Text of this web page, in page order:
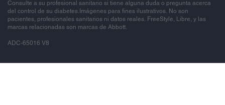
Consulte a su profesional sanitario si tiene alguna duda o pregunta acerca
del control de su diabetes.Imágenes para fines ilustrativos. No son
pacientes, profesionales sanitarios ni datos reales. FreeStyle, Libre, y las
marcas relacionadas son marcas de Abbott.
ADC-65016 V8